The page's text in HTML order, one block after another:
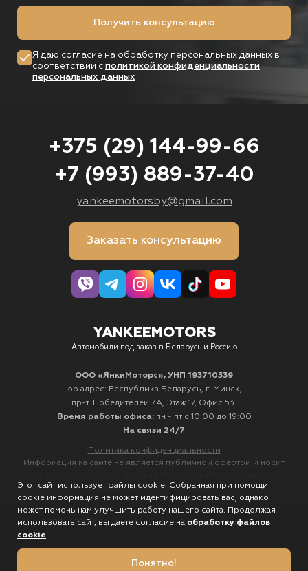
Получить консультацию
Я даю согласие на обработку персональных данных в
соответствии с политикой конфиденциальности
персональных данных
+375 (29) 144-99-66
+7 (993) 889-37-40
yankeemotorsby@gmail.com
Заказать консультацию
YANKEEMOTORS
Автомобили под заказ в Беларусь и Россию
ООО «ЯнкиМоторс», УНП 193710339
юр.адрес: Республика Беларусь, г. Минск,
пр-т. Победителей 7А, Этаж 17, Офис 53.
Время работы офиса: пн - пт с 10:00 до 19:00
На связи 24/7
Политика конфиденциальности
Информация на сайте не является публичной офертой и носит
Не является интернет-магазином.
2020-2026 © YankeeMotors.by - Все права защищены
Этот сайт использует файлы cookie. Собранная при помощи
cookie информация не может идентифицировать вас, однако
может помочь нам улучшить работу нашего сайта. Продолжая
использовать сайт, вы даете согласие на обработку файлов
cookie.
Понятно!